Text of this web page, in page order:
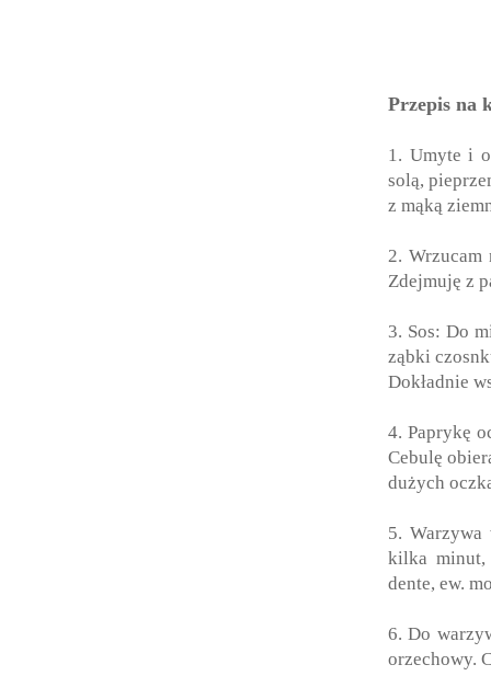
Przepis na
1. Umyte i
solą,
z mąką
2. Wrzucam
Zdejmuję z
3. Sos: Do
ząbki
Dokładnie
4. Paprykę
Cebulę
dużych
5.
kilka minut,
dente, ew.
6. Do
orzechowy.